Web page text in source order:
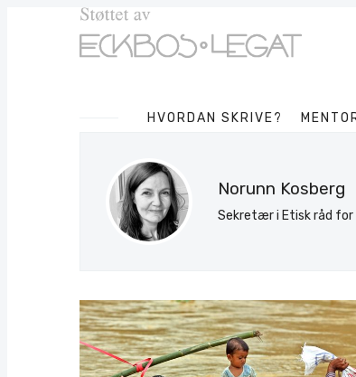
HVORDAN SKRIVE?
Norunn Kosberg
Sekretær i Etisk råd for